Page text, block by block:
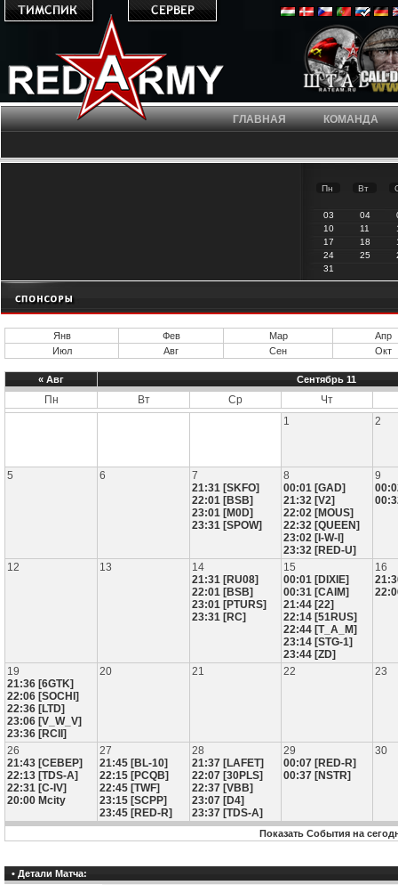
ГЛАВНАЯ КОМАНДА
Пн Вт
03 04
10
11
17
18
24
25
31
Янв Фев Мар
Апр
Июл
Авг Сен Окт
« Авг Сентябрь 11
Пн Вт Ср
Чт
1
2
5 6
7
21:31 [SKFO]
22:01 [BSB]
23:01 [M0D]
23:31 [SPOW]
8
00:01 [GAD]
21:32 [V2]
22:02 [MOUS]
22:32 [QUEEN]
23:02 [I-W-I]
23:32 [RED-U]
9
12 13
14
21:31 [RU08]
22:01 [BSB]
23:01 [PTURS]
23:31 [RC]
15
00:01 [DIXIE]
00:31 [CAIM]
21:44 [22]
22:14 [51RUS]
22:44 [T_A_M]
23:14 [STG-1]
23:44 [ZD]
16
19
21:36 [6GTK]
22:06 [SOCHI]
22:36 [LTD]
23:06 [V_W_V]
23:36 [RCII]
20 21 22 23
26
21:43 [CEBEP]
22:13 [TDS-A]
22:31 [C-IV]
20:00 Mcity
27
21:45 [BL-10]
22:15 [PCQB]
22:45 [TWF]
23:15 [SCPP]
23:45 [RED-R]
28
21:37 [LAFET]
22:07 [30PLS]
22:37 [VBB]
23:07 [D4]
23:37 [TDS-A]
29
00:07 [RED-R]
00:37 [NSTR]
30
Показать События на
• Детали Матча: